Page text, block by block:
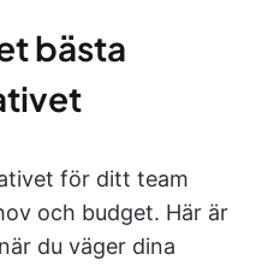
bästa
för ditt team
och budget. Här är
du väger dina